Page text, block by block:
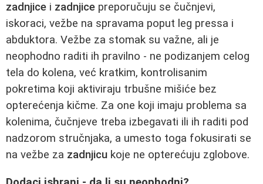
zadnjice i zadnjice preporučuju se čučnjevi,
iskoraci, vežbe na spravama poput leg pressa i
abduktora. Vežbe za stomak su važne, ali je
neophodno raditi ih pravilno - ne podizanjem celog
tela do kolena, već kratkim, kontrolisanim
pokretima koji aktiviraju trbušne mišiće bez
opterećenja kičme. Za one koji imaju problema sa
kolenima, čučnjeve treba izbegavati ili ih raditi pod
nadzorom stručnjaka, a umesto toga fokusirati se
na vežbe za zadnjicu koje ne opterećuju zglobove.